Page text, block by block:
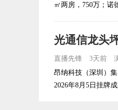
㎡两房，750万；诺
光通信龙头
直播先锋 3天前
昂纳科技（深圳）
2026年8月5日挂牌